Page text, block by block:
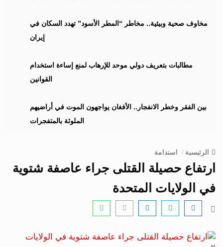
t
مخاوف صحية وبيئية.. مخاطر “المطر الأسود” تهدد السكان في
إيران
مطالبات بتعريف دولي موحد للإرهاب لمنع إساءة استخدام
القوانين
بين الفقر وخطر الانفجار.. الأفغان يواجهون الموت في أراضيهم
الملوثة بالمتفجرات
الرئيسية استدامة
ارتفاع حصيلة القتلى جراء عاصفة شتوية
في الولايات المتحدة